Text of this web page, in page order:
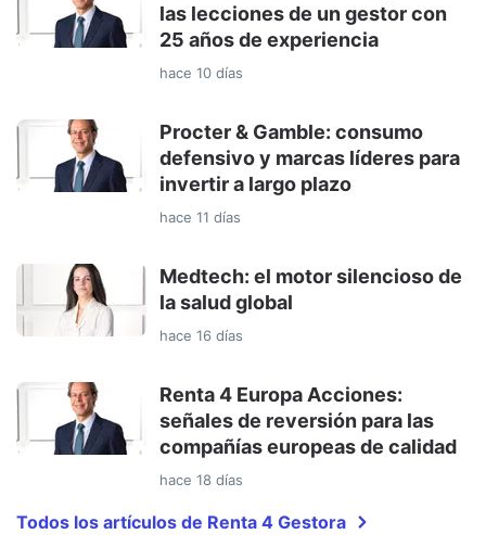
las lecciones de un gestor con
25 años de experiencia
hace 10 días
Procter & Gamble: consumo
defensivo y marcas líderes para
invertir a largo plazo
hace 11 días
Medtech: el motor silencioso de
la salud global
hace 16 días
Renta 4 Europa Acciones:
señales de reversión para las
compañías europeas de calidad
hace 18 días
Todos los artículos de Renta 4 Gestora